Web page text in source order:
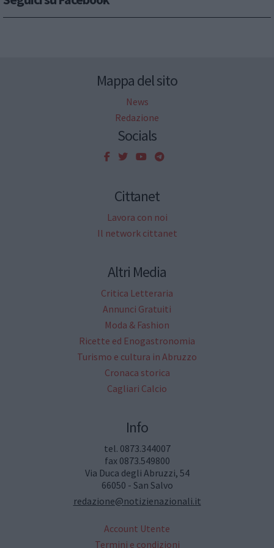
Mappa del sito
News
Redazione
Socials
Cittanet
Lavora con noi
Il network cittanet
Altri Media
Critica Letteraria
Annunci Gratuiti
Moda & Fashion
Ricette ed Enogastronomia
Turismo e cultura in Abruzzo
Cronaca storica
Cagliari Calcio
Info
tel. 0873.344007
fax 0873.549800
Via Duca degli Abruzzi, 54
66050 - San Salvo
redazione@notizienazionali.it
Account Utente
Termini e condizioni